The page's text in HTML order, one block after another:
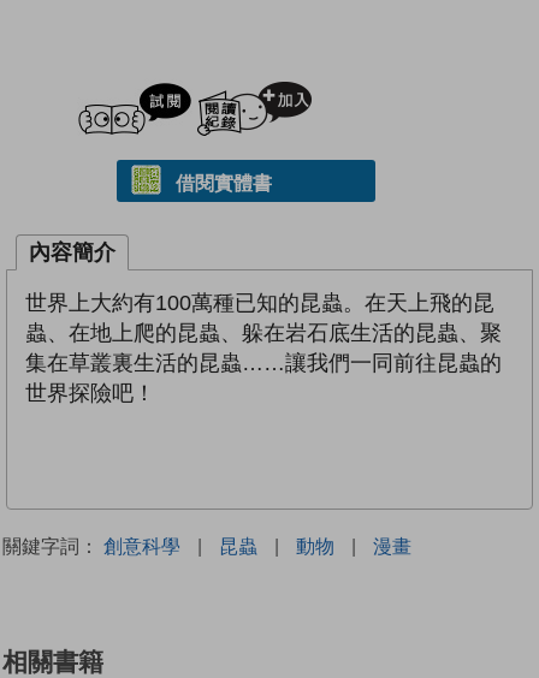
試閲
借閱實體書
內容簡介
世界上大約有100萬種已知的昆蟲。在天上飛的昆
蟲、在地上爬的昆蟲、躲在岩石底生活的昆蟲、聚
集在草叢裏生活的昆蟲……讓我們一同前往昆蟲的
世界探險吧！
關鍵字詞： 創意科學 | 昆蟲 | 動物 | 漫畫
相關書籍